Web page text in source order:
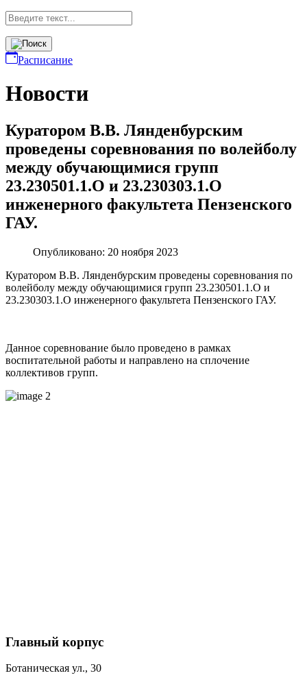
Расписание
Новости
Куратором В.В. Лянденбурским
проведены соревнования по волейболу
между обучающимися групп
23.230501.1.О и 23.230303.1.О
инженерного факультета Пензенского
ГАУ.
Опубликовано: 20 ноября 2023
Куратором В.В. Лянденбурским проведены соревнования по
волейболу между обучающимися групп 23.230501.1.О и
23.230303.1.О инженерного факультета Пензенского ГАУ.
Данное соревнование было проведено в рамках
воспитательной работы и направлено на сплочение
коллективов групп.
Главный корпус
Ботаническая ул., 30